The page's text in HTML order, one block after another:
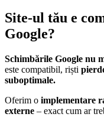
Site-ul tău e
Google?
Schimbările Google nu
este compatibil, riști
suboptimale.
Oferim o implementare
externe – exact cum ar